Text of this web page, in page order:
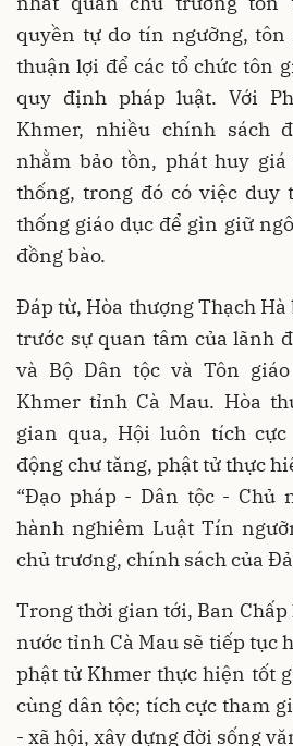
quyền tự do tín ngưỡng,
thuận lợi để các tổ chức tôn
quy định pháp luật. Với
Khmer, nhiều chính sách
nhằm bảo tồn, phát huy
thống, trong đó có việc
thống giáo dục để gìn giữ
đồng bào.
Đáp từ, Hòa thượng Thạch
trước sự quan tâm của lãnh
và Bộ Dân tộc và Tôn
Khmer tỉnh Cà Mau. Hòa
gian qua, Hội luôn tích
động chư tăng, phật tử thực
“Đạo pháp - Dân tộc - Chủ
hành nghiêm Luật Tín
chủ trương, chính sách của
Trong thời gian tới, Ban
nước tỉnh Cà Mau sẽ tiếp tục
phật tử Khmer thực hiện tốt
cùng dân tộc; tích cực tham
- xã hội, xây dựng đời sống